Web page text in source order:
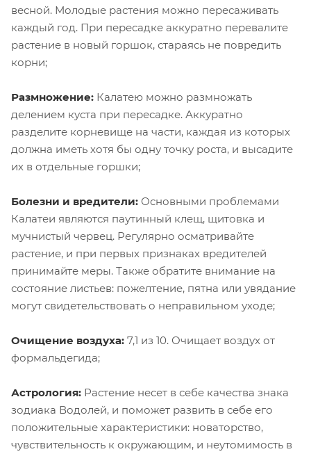
весной. Молодые растения можно пересаживать
каждый год. При пересадке аккуратно перевалите
растение в новый горшок, стараясь не повредить
корни;
Размножение: Калатею можно размножать
делением куста при пересадке. Аккуратно
разделите корневище на части, каждая из которых
должна иметь хотя бы одну точку роста, и высадите
их в отдельные горшки;
Болезни и вредители: Основными проблемами
Калатеи являются паутинный клещ, щитовка и
мучнистый червец. Регулярно осматривайте
растение, и при первых признаках вредителей
принимайте меры. Также обратите внимание на
состояние листьев: пожелтение, пятна или увядание
могут свидетельствовать о неправильном уходе;
Очищение воздуха: 7,1 из 10. Очищает воздух от
формальдегида;
Астрология: Растение несет в себе качества знака
зодиака Водолей, и поможет развить в себе его
положительные характеристики: новаторство,
чувствительность к окружающим, и неутомимость в